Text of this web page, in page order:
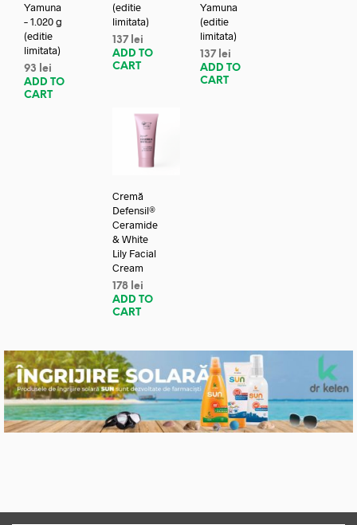
Yamuna
– 1.020 g
(editie
limitata)
93
lei
ADD TO
CART
(editie
limitata)
137 lei
ADD TO
CART
Yamuna
(editie
limitata)
137 lei
ADD TO
CART
Cremă
Defensil®
Ceramide
& White
Lily Facial
Cream
178 lei
ADD TO
CART